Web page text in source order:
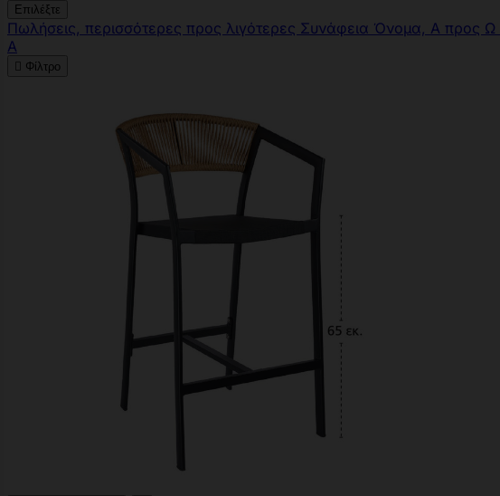
Επιλέξτε
Πωλήσεις, περισσότερες προς λιγότερες Συνάφεια Όνομα, Α προς Ω
Α
 Φίλτρο